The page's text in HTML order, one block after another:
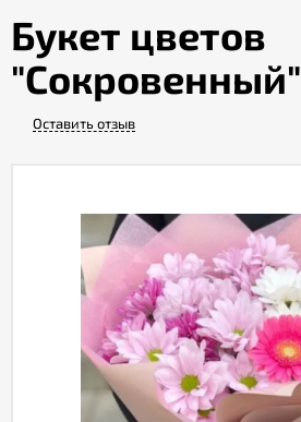
Гарантии
Акции
оформить
Публичная
Букет цветов
"Сокровенный"
Оставить отзыв